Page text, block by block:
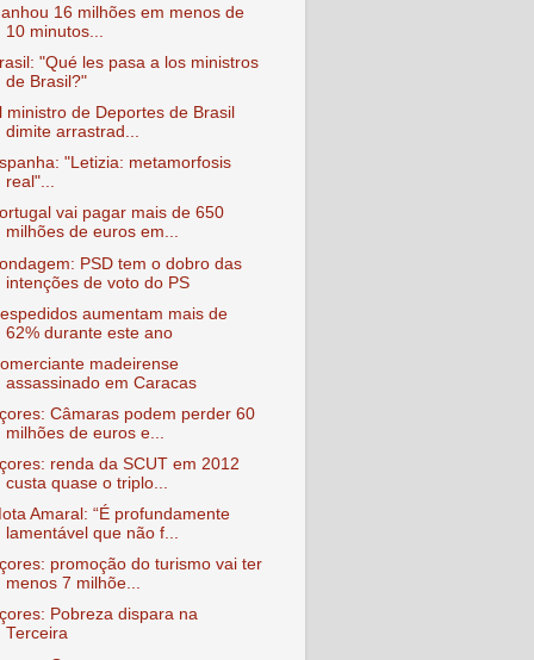
16 milhões em menos de
10 minutos...
"Qué les pasa a los ministros
de Brasil?"
ministro de Deportes de Brasil
dimite arrastrad...
"Letizia: metamorfosis
real"...
vai pagar mais de 650
milhões de euros em...
PSD tem o dobro das
intenções de voto do PS
aumentam mais de
62% durante este ano
madeirense
assassinado em Caracas
Câmaras podem perder 60
milhões de euros e...
renda da SCUT em 2012
custa quase o triplo...
Amaral: “É profundamente
lamentável que não f...
promoção do turismo vai ter
menos 7 milhõe...
Pobreza dispara na
Terceira